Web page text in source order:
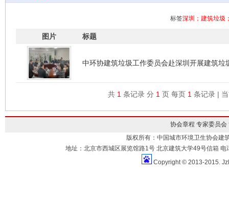
标签深圳；建筑垃圾
图片 标题
中环协建筑垃圾工作委员会赴深圳开展建筑垃
共 1 条记录 分 1 页 每页 1 条记录 |
协会章程 专家委员会
版权所有：中国城市环境卫生协会建
地址：北京市西城区展览馆路1号 北京建筑大学49号信箱
Copyright © 2013-2015.